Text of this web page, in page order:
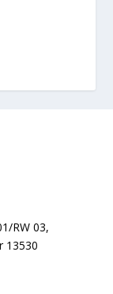
RW 03,
13530